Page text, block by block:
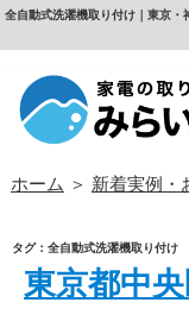
全自動式洗濯機取り付け｜東京・
ホーム ＞ 新着実例・
タグ：全自動式洗濯機取り付け
東京都中